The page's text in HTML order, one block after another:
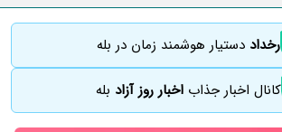
رخداددستیار هوشمند زمان در بله
کانال اخبار جذاباخبار روز آزاد بله